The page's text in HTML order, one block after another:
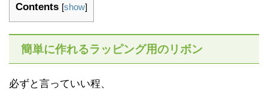
Contents [show]
簡単に作れるラッピング用のリボン
必ずと言っていい程、